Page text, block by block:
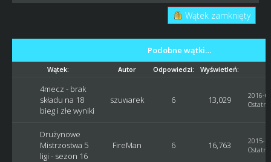
Wątek zamknięty
Podobne wątki…
Wątek: Autor Odpowiedzi: Wyświetleń:
4mecz - brak
składu na 18
bieg i złe wyniki
szuwarek 6 13,029
2016-
Ostatni
Drużynowe
Mistrzostwa 5
ligi - sezon 16
FireMan 6 16,763
2015-
Ostatni